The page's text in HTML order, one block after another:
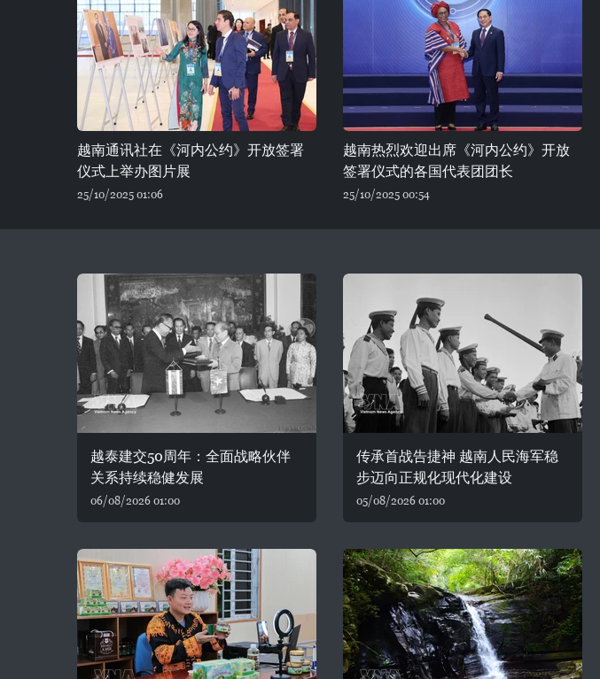
越南通讯社在《河内公约》开放签署
仪式上举办图片展
25/10/2025 01:06
越南热烈欢迎出席《河内公约》开放
签署仪式的各国代表团团长
25/10/2025 00:54
越泰建交50周年：全面战略伙伴
关系持续稳健发展
06/08/2026 01:00
传承首战告捷神 越南人民海军稳
步迈向正规化现代化建设
05/08/2026 01:00